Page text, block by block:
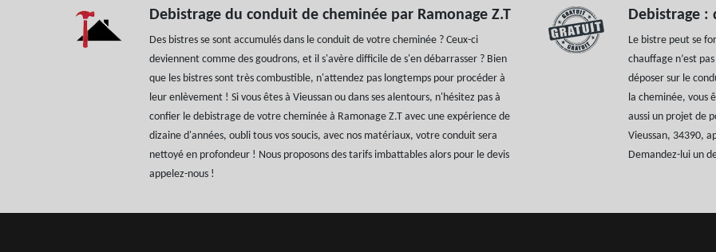
Debistrage du conduit de cheminée par Ramonage Z.T
Des bistres se sont accumulés dans le conduit de votre cheminée ? Ceux-ci
deviennent comme des goudrons, et il s'avère difficile de s'en débarrasser ? Bien
que les bistres sont très combustible, n'attendez pas longtemps pour procéder à
leur enlèvement ! Si vous êtes à Vieussan ou dans ses alentours, n'hésitez pas à
confier le debistrage de votre cheminée à Ramonage Z.T avec une expérience de
dizaine d'années, oubli tous vos soucis, avec nos matériaux, votre conduit sera
nettoyé en profondeur ! Nous proposons des tarifs imbattables alors pour le devis
appelez-nous !
Debistrage :
Le bistre peut se
chauffage n’est
déposer sur le
la cheminée, vous
aussi un projet de
Vieussan, 34390,
Demandez-lui un